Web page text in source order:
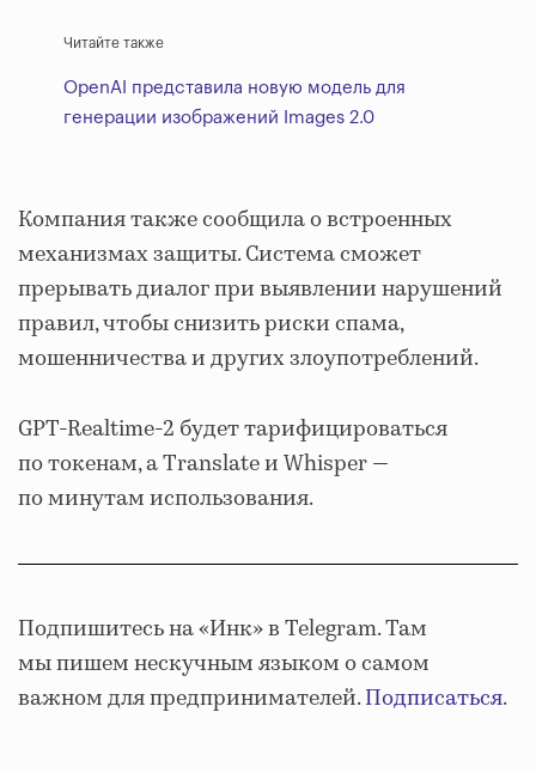
Читайте также
OpenAI представила новую модель для
генерации изображений Images 2.0
Компания также сообщила о встроенных
механизмах защиты. Система сможет
прерывать диалог при выявлении нарушений
правил, чтобы снизить риски спама,
мошенничества и других злоупотреблений.
GPT-Realtime-2 будет тарифицироваться
по токенам, а Translate и Whisper —
по минутам использования.
Подпишитесь на «Инк» в Telegram. Там
мы пишем нескучным языком о самом
важном для предпринимателей.Подписаться.